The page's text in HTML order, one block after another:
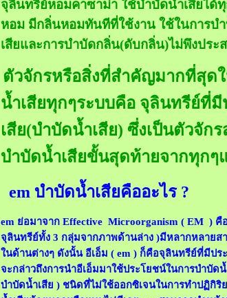
จุลินทรีย์หอมคาซาม่า ใช้บำบัดน้ำเสียได้ทุ
หอม มีกลิ่นหอมทันทีที่ใช้งาน ใช้ในการบ
เสียและการบำบัดกลิ่น(ดับกลิ่น)ไม่พึงประ
ตัวจักรหรือสิ่งที่สำคัญมากที่สุด
น้ำเสียทุกๆระบบคือ จุลินทรีย์ที่
เสีย(บำบัดน้ำเสีย) ซึ่งเป็นตัวจั
บำบัดน้ำเสียขั้นสุดท้ายจากทุกๆ
em บำบัดน้ำเสียคืออะไร ?
em ย่อมาจาก Effective Microorganism ( EM )
จุลินทรีย์ทั้ง 3 กลุ่มจากภาพด้านล่าง )มีหลากหลายส
ในด้านต่างๆ ดังนั้น อีเอ็ม ( em ) ก็คือจุลินทรีย์ที่มีป
จะกล่าวถึงการนำอีเอ็มมาใช้ประโยชน์ในการบำบั
บำบัดน้ำเสีย ) ชนิดที่ไม่ใช้ออกซิเจนในการทำปฏิกิริ